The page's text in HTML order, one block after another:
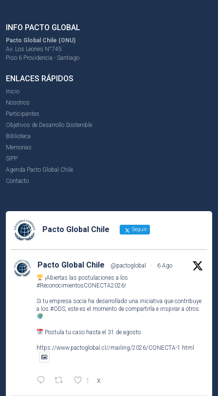
INFO PACTO GLOBAL
Pacto Global Chile (ONU)
Av. Los Leones N°745
Piso 6 Providencia - Santiago
ENLACES RÁPIDOS
Inicio
Nosotros
Participantes
Objetivos de Desarrollo Sostenible
Biblioteca
Memorias
SIPP
Agenda Pacto Global Chile
Contacto
Pacto Global Chile Seguir
Pacto Global Chile @pactoglobal ·
6 Ago
¡Abiertas las postulaciones a los
#ReconocimientosCONECTA2026!
Si tu empresa socia ha desarrollado una iniciativa que contribuye
a los #ODS, este es el momento de compartirla e inspirar a otros.
Postula tu caso hasta el 31 de agosto.
https://www.pactoglobal.cl//mailing/2026/CONECTA-1.html
1 X